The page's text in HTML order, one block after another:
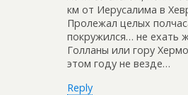
км от Иерусалима в
Пролежал целых
покружился… не ехать
Голланы или гору
этом году не везде…
Reply